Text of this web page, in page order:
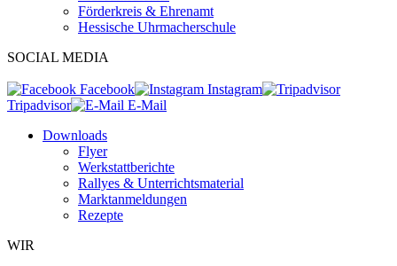
Förderkreis & Ehrenamt
Hessische Uhrmacherschule
SOCIAL MEDIA
Facebook
Instagram
Tripadvisor
E-Mail
Downloads
Flyer
Werkstattberichte
Rallyes & Unterrichtsmaterial
Marktanmeldungen
Rezepte
WIR